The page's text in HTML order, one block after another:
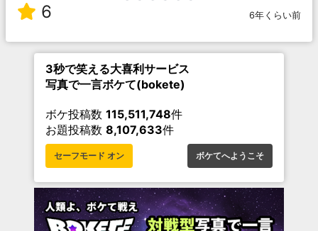
6 6年くらい前
3秒で笑える大喜利サービス
写真で一言ボケて(bokete)
ボケ投稿数 115,511,748件
お題投稿数 8,107,633件
セーフモード オン ボケてへようこそ